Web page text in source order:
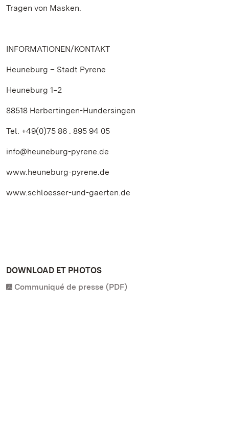
Tragen von Masken.
INFORMATIONEN/KONTAKT
Heuneburg – Stadt Pyrene
Heuneburg 1‒2
88518 Herbertingen-Hundersingen
Tel. +49(0)75 86 . 895 94 05
info@heuneburg-pyrene.de
www.heuneburg-pyrene.de
www.schloesser-und-gaerten.de
DOWNLOAD ET PHOTOS
Communiqué de presse (PDF)